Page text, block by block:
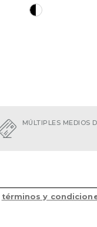
MÚLTIPLES MEDIOS
términos y